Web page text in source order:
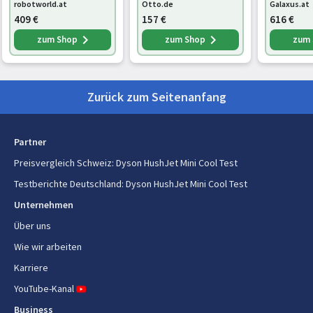
Ladespannung 5 V
Ladestrom 2 A
Malaysia
robotworld.at
409€
zum Shop
Otto.de
157 €
zum Shop
Galaxus.at
616€
Zurück zum Seitenanfang
Partner
Preisvergleich Schweiz: Dyson HushJet Mini Cool Test
Testberichte Deutschland: Dyson HushJet Mini Cool Test
Unternehmen
Über uns
Wie wir arbeiten
Karriere
YouTube-Kanal
Business